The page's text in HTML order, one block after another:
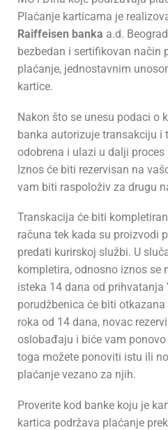
Plaćanje karticama je
Raiffeisen banka a.d. Beograd
bezbedan i sertifikovan način
plaćanje, jednostavnim
kartice.
Nakon što se unesu podaci o
banka autorizuje transakciju i
odobrena i ulazi u dalji
Iznos će biti rezervisan na
vam biti raspoloživ za drugu
Transkacija će biti
računa tek kada su proizvodi
predati kurirskoj službi. U
kompletira, odnosno iznos se
isteka 14 dana od prihvatanja
porudžbenica će biti
roka od 14 dana, novac
oslobađaju i biće vam
toga možete ponoviti istu ili
plaćanje vezano za njih.
Proverite kod banke koju je
kartica podržava plaćanje